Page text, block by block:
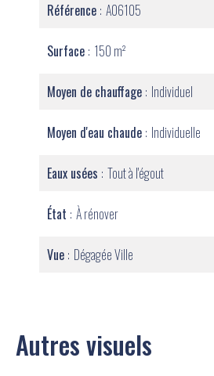
Référence A06105
Surface 150 m²
Moyen de chauffage Individuel
Moyen d'eau chaude Individuelle
Eaux usées Tout à l'égout
État À rénover
Vue Dégagée Ville
Autres visuels